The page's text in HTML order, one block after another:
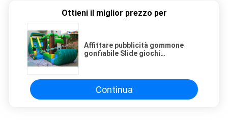
Ottieni il miglior prezzo per
Affittare pubblicità gommone
gonfiabile Slide giochi
Continua